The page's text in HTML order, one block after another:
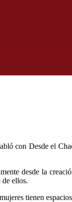
con Desde el
desde la
ellos.
tienen